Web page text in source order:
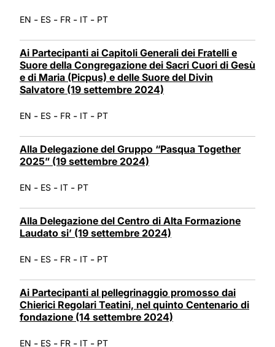
EN - ES - FR - IT - PT
Ai Partecipanti ai Capitoli Generali dei Fratelli e
Suore della Congregazione dei Sacri Cuori di Gesù
e di Maria (Picpus) e delle Suore del Divin
Salvatore (19 settembre 2024)
EN - ES - FR - IT - PT
Alla Delegazione del Gruppo “Pasqua Together
2025” (19 settembre 2024)
EN - ES - IT - PT
Alla Delegazione del Centro di Alta Formazione
Laudato si’ (19 settembre 2024)
EN - ES - FR - IT - PT
Ai Partecipanti al pellegrinaggio promosso dai
Chierici Regolari Teatini, nel quinto Centenario di
fondazione (14 settembre 2024)
EN - ES - FR - IT - PT